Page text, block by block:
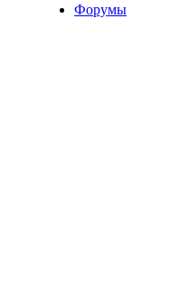
Форумы